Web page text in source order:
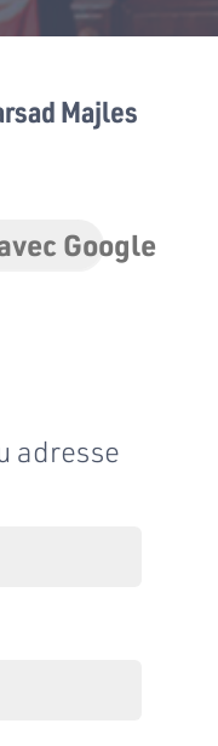
Majles
Google
adresse